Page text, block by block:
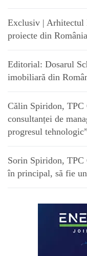
Exclusiv |
proiecte din
Editorial: Dosarul
imobiliară din
Călin Spiridon, TPC
consultanței de
progresul tehnologic”
Sorin Spiridon, TPC
în principal, să fie